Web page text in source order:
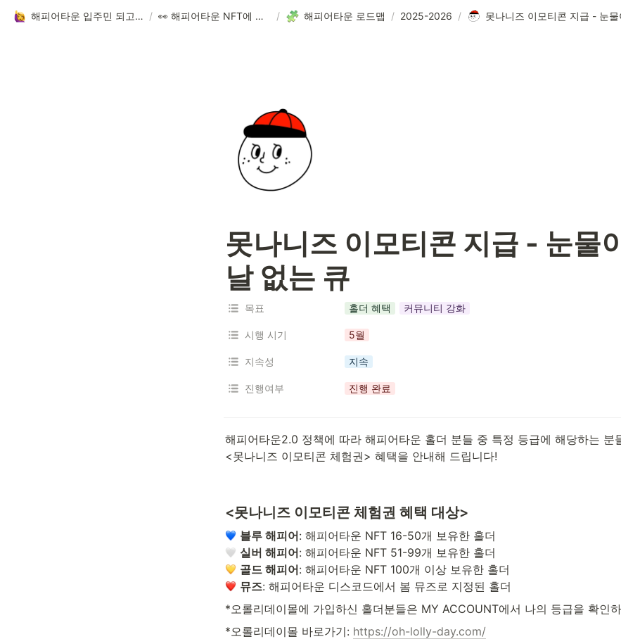
해피어타운 입주민 되고 싶은 사람?! / 👀 해피어타운 NFT에 대한 모든 것! / 해피어타운 로드맵 / 2025-2026 /
못나니즈 이모티콘 지급 - 눈물
날 없는 큐
목표 홀더 혜택 커뮤니티 강화
시행 시기 5월
지속성 지속
진행여부 진행 완료
해피어타운2.0 정책에 따라 해피어타운 홀더 분들 중 특정 등급에 해당하는 분
<못나니즈 이모티콘 체험권> 혜택을 안내해 드립니다!
<못나니즈 이모티콘 체험권 혜택 대상>
블루 해피어
실버 해피어
골드 해피어
뮤즈: 해피어타운 디스코드에서 봄 뮤즈로 지정된 홀더
*오롤리데이몰에 가입하신 홀더분들은 MY ACCOUNT에서 나의 등급을 확인
*오롤리데이몰 바로가기: https://oh-lolly-day.com/